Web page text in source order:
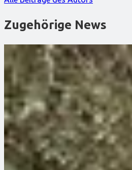
Zugehörige News